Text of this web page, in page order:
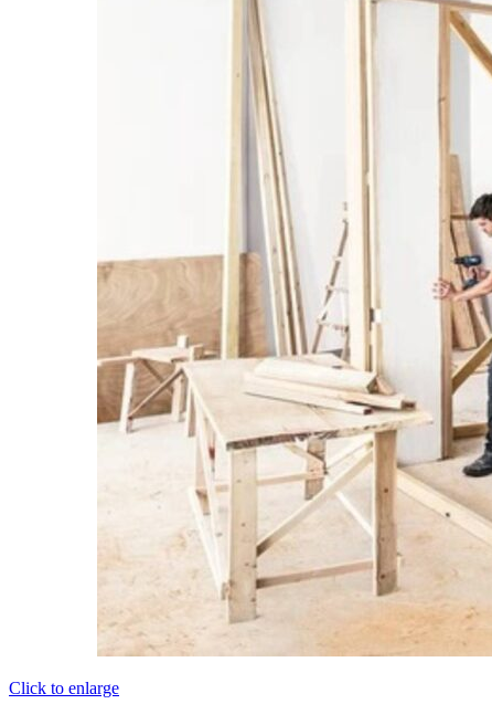
Click to enlarge